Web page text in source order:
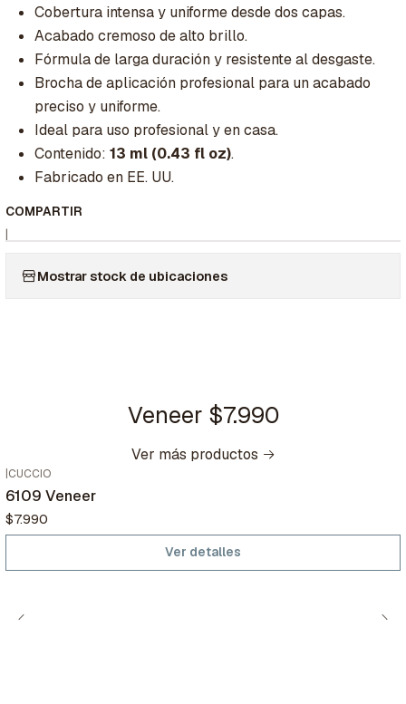
Cobertura intensa y uniforme desde dos capas.
Acabado cremoso de alto brillo.
Fórmula de larga duración y resistente al desgaste.
Brocha de aplicación profesional para un acabado
preciso y uniforme.
Ideal para uso profesional y en casa.
Contenido: 13 ml (0.43 fl oz).
Fabricado en EE. UU.
COMPARTIR
|
Mostrar stock de ubicaciones
Veneer $7.990
Ver más productos
Agotado
CUCCIO
6109 Veneer
$7.990
Ver detalles